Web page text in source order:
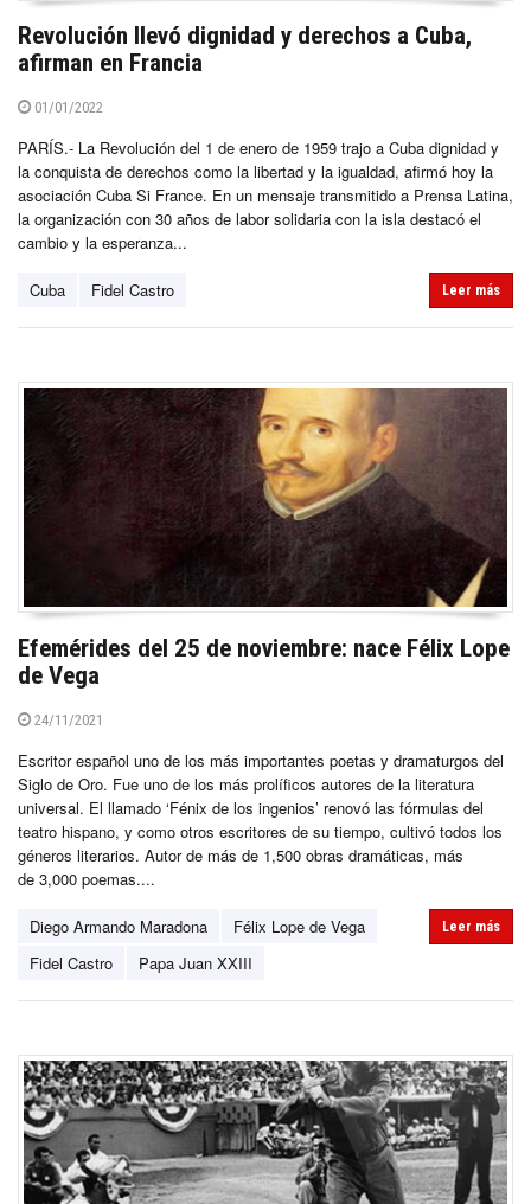
Revolución llevó dignidad y derechos a Cuba,
afirman en Francia
01/01/2022
PARÍS.- La Revolución del 1 de enero de 1959 trajo a Cuba dignidad y
la conquista de derechos como la libertad y la igualdad, afirmó hoy la
asociación Cuba Si France. En un mensaje transmitido a Prensa Latina,
la organización con 30 años de labor solidaria con la isla destacó el
cambio y la esperanza...
Cuba Fidel Castro Leer más
Efemérides del 25 de noviembre: nace Félix Lope
de Vega
24/11/2021
Escritor español uno de los más importantes poetas y dramaturgos del
Siglo de Oro. Fue uno de los más prolíficos autores de la literatura
universal. El llamado ‘Fénix de los ingenios’ renovó las fórmulas del
teatro hispano, y como otros escritores de su tiempo, cultivó todos los
géneros literarios. Autor de más de 1,500 obras dramáticas, más
de 3,000 poemas....
Diego Armando Maradona
Félix Lope de Vega
Fidel Castro
Papa Juan XXIII
Leer más